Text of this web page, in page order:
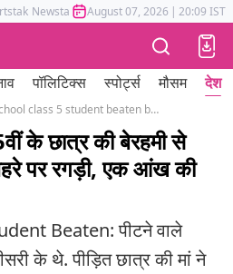
Newstak Mumbai Tak Astrotak
August 07, 2026 | 20:09 IST
पॉलिटिक्स स्पोर्ट्स मौसम देश
Lucknow school class 5 student beaten by minors lost vision in one eye
के छात्र की बेरहमी से
पर रगड़ी, एक आंख की
Beaten: पीटने वाले
के थे. पीड़ित छात्र की मां ने